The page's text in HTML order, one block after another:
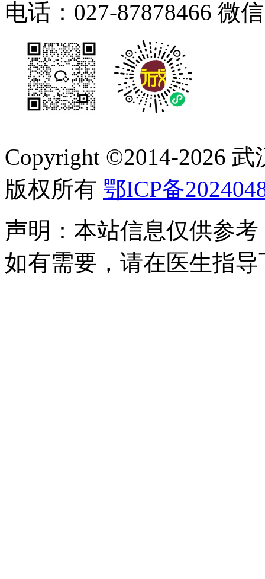
电话：027-87878466 微
Copyright ©2014-2026
版权所有 鄂ICP备
声明：本站信息仅供参
如有需要，请在医生指